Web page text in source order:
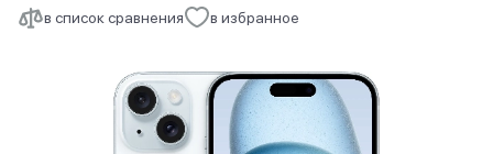
в список сравнения в избранное